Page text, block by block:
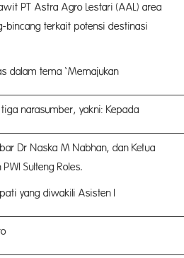
PT Astra Agro Lestari (AAL) area
bincang terkait potensi destinasi
dalam tema ‘Memajukan
narasumber, yakni: Kepada
Dr Naska M Nabhan, dan Ketua
Sulteng Roles.
yang diwakili Asisten I